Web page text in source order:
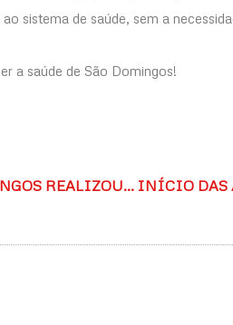
sistema de saúde, sem a
a saúde de São Domingos!
PREFEITURA DE SÃO DOMINGOS REALIZOU A V JORNADA SUAS, FORTALECENDO A ASSISTÊNCIA SOCIAL E A CONVIVÊNCIA COMUNITÁRIA